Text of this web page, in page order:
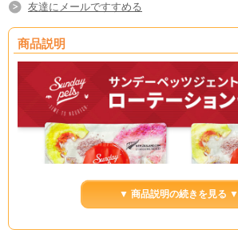
友達にメールですすめる
商品説明
▼ 商品説明の続きを見る ▼